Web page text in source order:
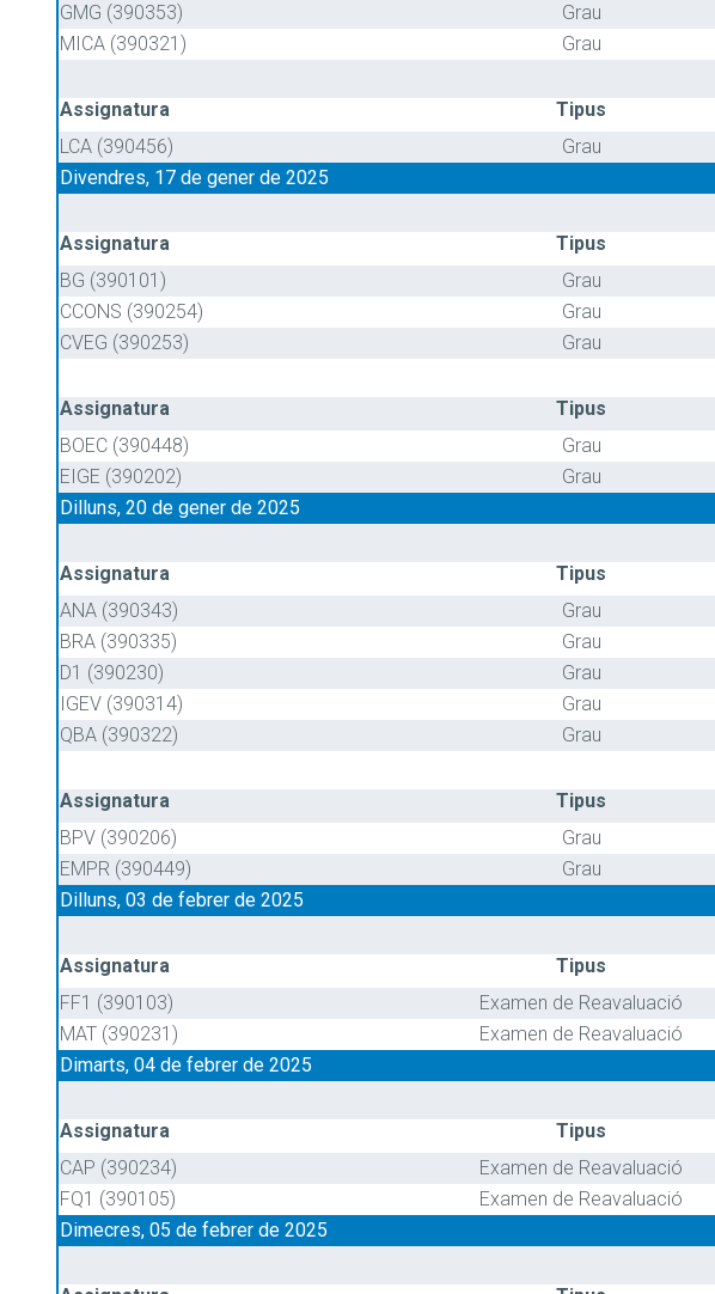
GMG (390353)
Grau
MICA (390321)
Grau
Assignatura Tipus
LCA (390456)
Grau
Divendres, 17 de gener de 2025
Assignatura Tipus
BG (390101)
Grau
CCONS (390254)
Grau
CVEG (390253)
Grau
Assignatura Tipus
BOEC (390448)
Grau
EIGE (390202)
Grau
Dilluns, 20 de gener de 2025
Assignatura Tipus
ANA (390343)
Grau
BRA (390335)
Grau
D1 (390230)
Grau
IGEV (390314)
Grau
QBA (390322)
Grau
Assignatura Tipus
BPV (390206)
Grau
EMPR (390449)
Grau
Dilluns, 03 de febrer de 2025
Assignatura Tipus
FF1 (390103)
Examen de Reavaluació
MAT (390231)
Examen de Reavaluació
Dimarts, 04 de febrer de 2025
Assignatura Tipus
CAP (390234)
Examen de Reavaluació
FQ1 (390105)
Examen de Reavaluació
Dimecres, 05 de febrer de 2025